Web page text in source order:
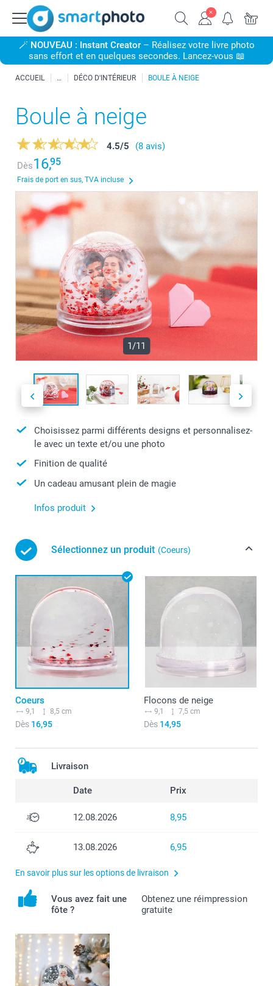
🪄 NOUVEAU : Instant Creator– Réalisez votre livre photo
sans effort et en quelques secondes. Lancez-vous 📖
ACCUEIL DÉCO D'INTÉRIEUR BOULE À NEIGE
Boule à neige
4.5/5
(8 avis)
Dès16,95
Frais de port en sus, TVA incluse
1/11
Choisissez parmi différents designs et personnalisez-
le avec un texte et/ou une photo
Finition de qualité
Un cadeau amusant plein de magie
Infos produit
Sélectionnez un produit (Coeurs)
Coeurs
9,1 8,5 cm
Dès 16,95
Flocons de neige
9,1 7,5 cm
Dès14,95
Livraison
Date Prix
12.08.2026 8,95
13.08.2026 6,95
En savoir plus sur les options de livraison
Vous avez fait une
fôte ?
Obtenez une réimpression
gratuite